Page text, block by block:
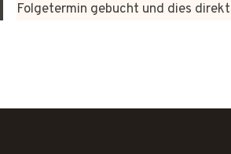
Folgetermin gebucht und dies